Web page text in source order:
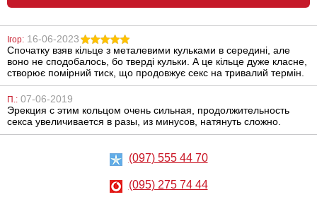
Ерекційне
кільце Power
Plus Cock Ring
Series
Реалістичний
фалоімітатор,
Doc Johnson
Realistic Cock
UR3 6 Inch 16 см
Ігор: 16-06-2023
Спочатку взяв кільце з металевими кульками в середині, але
воно не сподобалось, бо тверді кульки. А це кільце дуже класне,
створює помірний тиск, що продовжує секс на тривалий термін.
П.: 07-06-2019
Эрекция с этим кольцом очень сильная, продолжительность
секса увеличивается в разы, из минусов, натянуть сложно.
(097) 555 44 70
(095) 275 74 44